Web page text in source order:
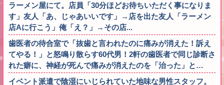
ラーメン屋にて。店員「30分ほどお待ちいただく事になりま
す」友人「あ、じゃあいいです」→店を出た友人「ラーメン
店Aに行こう」俺「え？」→その店...
歯医者の待合室で「抜歯と言われたのに痛みが消えた！訴え
てやる！」と怒鳴り散らす60代男！2軒の歯医者で同じ診断さ
れた癖に、神経が死んで痛みが消えたのを「治った」と…
イベント派遣で陰湿にいじられていた地味な男性スタッフ。